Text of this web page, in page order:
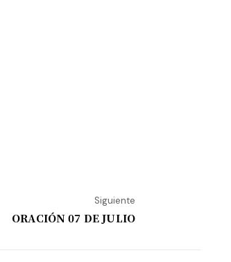
Siguiente
ORACIÓN 07 DE JULIO